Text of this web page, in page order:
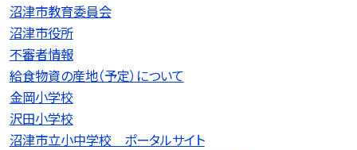
沼津市教育委員会
沼津市役所
不審者情報
給食物資の産地（予定）について
金岡小学校
沢田小学校
沼津市立小中学校 ポータルサイト